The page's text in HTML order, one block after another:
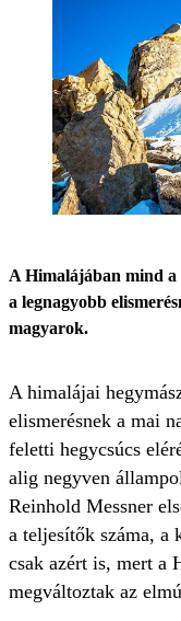
A Himalájában mind a
a legnagyobb
magyarok.
A himalájai
elismerésnek a mai
feletti hegycsúcs
alig negyven
Reinhold Messner
a teljesítők száma, a
csak azért is, mert a
megváltoztak az